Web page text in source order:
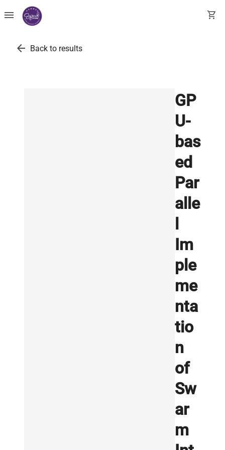
menu shopping_cart
arrow_back Back to results
GP
U-
bas
ed
Par
alle
Im
ple
me
nta
tio
n
of
Sw
ar
m